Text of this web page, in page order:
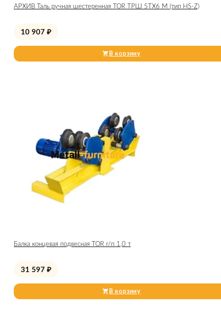
АРХИВ Таль ручная шестеренная TOR ТРШ 5ТХ6 М (тип HS-Z)
10 907 ₽
В корзину
Балка концевая подвесная TOR г/п 1,0 т
31 597 ₽
В корзину